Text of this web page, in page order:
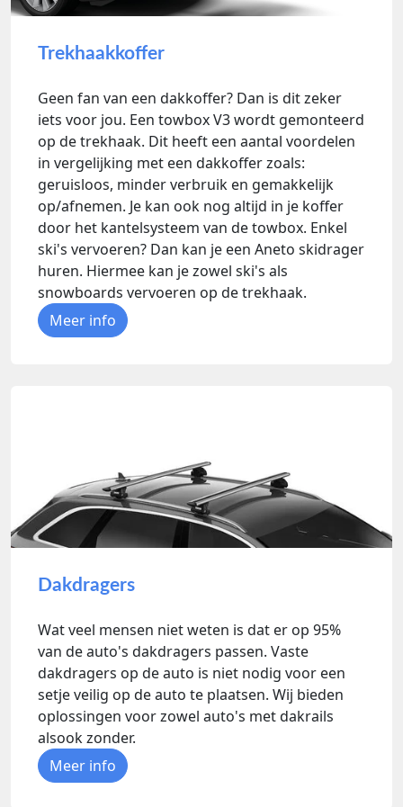
Trekhaakkoffer
Geen fan van een dakkoffer? Dan is dit zeker
iets voor jou. Een towbox V3 wordt gemonteerd
op de trekhaak. Dit heeft een aantal voordelen
in vergelijking met een dakkoffer zoals:
geruisloos, minder verbruik en gemakkelijk
op/afnemen. Je kan ook nog altijd in je koffer
door het kantelsysteem van de towbox. Enkel
ski's vervoeren? Dan kan je een Aneto skidrager
huren. Hiermee kan je zowel ski's als
snowboards vervoeren op de trekhaak.
Meer info
Dakdragers
Wat veel mensen niet weten is dat er op 95%
van de auto's dakdragers passen. Vaste
dakdragers op de auto is niet nodig voor een
setje veilig op de auto te plaatsen. Wij bieden
oplossingen voor zowel auto's met dakrails
alsook zonder.
Meer info